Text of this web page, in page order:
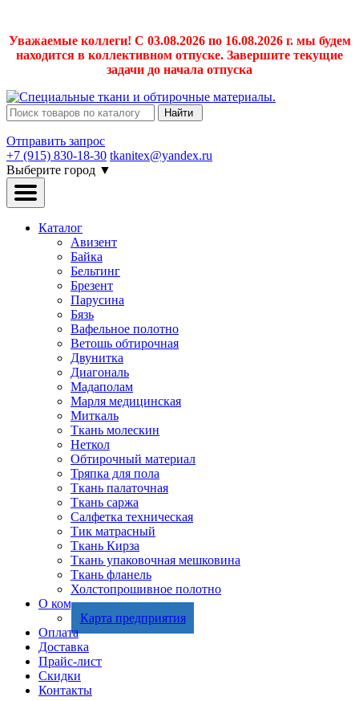
Уважаемые коллеги! С 03.08.2026 по 16.08.2026 г. мы будем
находится в коллективном отпуске. Завершите текущие
задачи до начала отпуска
Найти
Отправить запрос
+7 (915) 830-18-30 tkanitex@yandex.ru
Выберите город ▼
Каталог
Авизент
Байка
Бельтинг
Брезент
Парусина
Бязь
Вафельное полотно
Ветошь обтирочная
Двунитка
Диагональ
Мадаполам
Марля медицинская
Миткаль
Ткань молескин
Неткол
Обтирочный материал
Тряпка для пола
Ткань палаточная
Ткань саржа
Салфетка техническая
Тик матрасный
Ткань Кирза
Ткань упаковочная мешковина
Ткань фланель
Холстопрошивное полотно
О компании
Карта предприятия
Оплата
Доставка
Прайс-лист
Скидки
Контакты